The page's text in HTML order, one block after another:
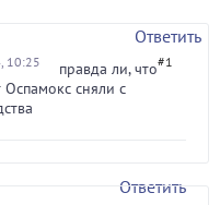
Ответить
10:25 #1
правда ли, что
Оспамокс сняли с
Ответить